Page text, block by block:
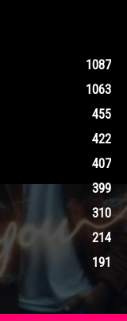
1087
1063
455
422
407
399
310
214
191